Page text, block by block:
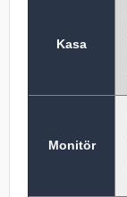
Kasa
Monitör